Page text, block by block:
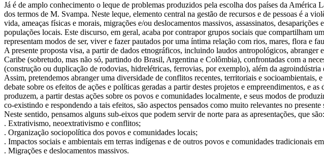
Já é de amplo conhecimento o leque de problemas produzidos pela escolha dos países da
dos termos de M. Svampa. Neste leque, elemento central na gestão de recursos e de pessoas é a
vida, ameaças físicas e morais, migrações e/ou deslocamentos massivos, assassinatos,
populações locais. Este discurso, em geral, acaba por contrapor grupos sociais que compartilham
representam modos de ser, viver e fazer pautados por uma íntima relação com rios, mares, flora e
A presente proposta visa, a partir de dados etnográficos, incluindo laudos antropológicos,
Caribe (sobretudo, mas não só, partindo do Brasil, Argentina e Colômbia), confrontadas com a
(construção ou duplicação de rodovias, hidrelétricas, ferrovias, por exemplo), além da
Assim, pretendemos abranger uma diversidade de conflitos recentes, territoriais e
debate sobre os efeitos de ações e políticas geradas a partir destes projetos e empreendimentos, e
produzem, a partir destas ações sobre os povos e comunidades localmente, e seus modos de
co-existindo e respondendo a tais efeitos, são aspectos pensados como muito relevantes no presente
Neste sentido, pensamos alguns sub-eixos que podem servir de norte para as apresentações, que são:
. Extrativismo, neoextrativismo e conflitos;
. Organização sociopolítica dos povos e comunidades locais;
. Impactos sociais e ambientais em terras indígenas e de outros povos e comunidades tradicionais
. Migrações e deslocamentos massivos.